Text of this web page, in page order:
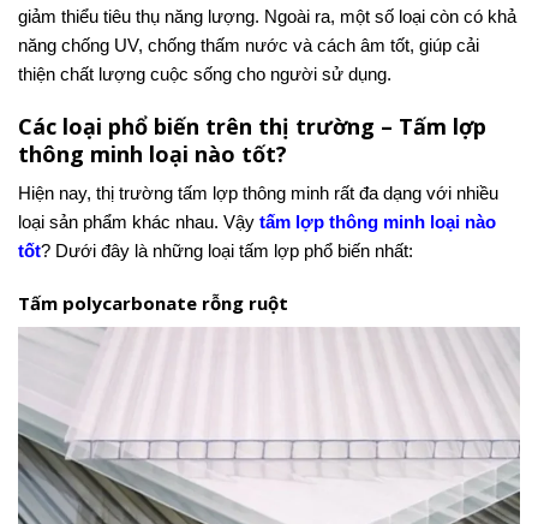
giảm thiểu tiêu thụ năng lượng. Ngoài ra, một số loại còn có khả
năng chống UV, chống thấm nước và cách âm tốt, giúp cải
thiện chất lượng cuộc sống cho người sử dụng.
Các loại phổ biến trên thị trường – Tấm lợp
thông minh loại nào tốt?
Hiện nay, thị trường tấm lợp thông minh rất đa dạng với nhiều
loại sản phẩm khác nhau. Vậy tấm lợp thông minh loại nào
tốt? Dưới đây là những loại tấm lợp phổ biến nhất:
Tấm polycarbonate rỗng ruột